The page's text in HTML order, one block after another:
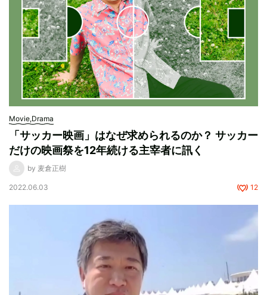
Movie,Drama
「サッカー映画」はなぜ求められるのか？ サッカー
だけの映画祭を12年続ける主宰者に訊く
by 麦倉正樹
2022.06.03 12